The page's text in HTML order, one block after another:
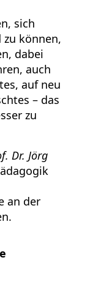
sich
zu können,
dabei
auch
auf neu
– das
zu
Dr. Jörg
an der